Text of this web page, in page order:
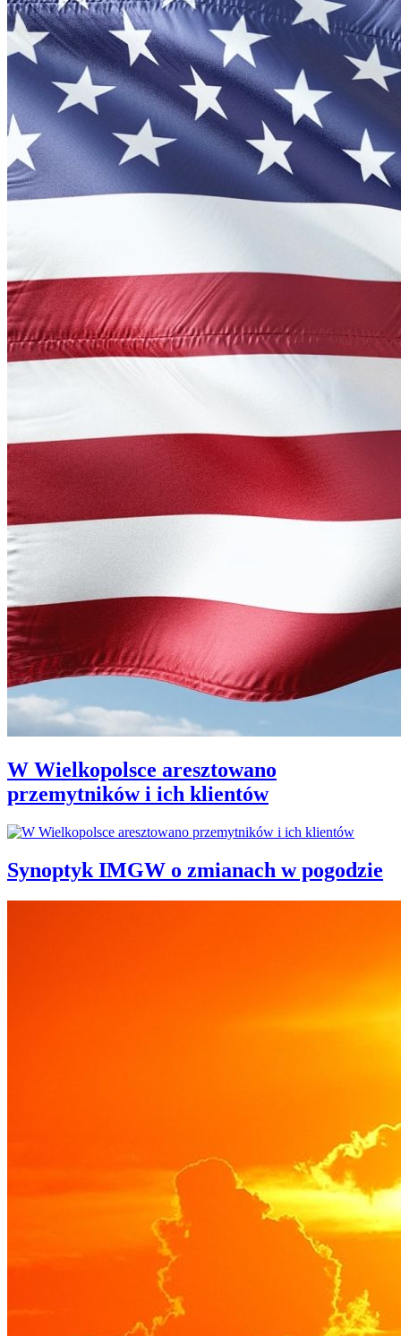
W Wielkopolsce aresztowano
przemytników i ich klientów
Synoptyk IMGW o zmianach w pogodzie